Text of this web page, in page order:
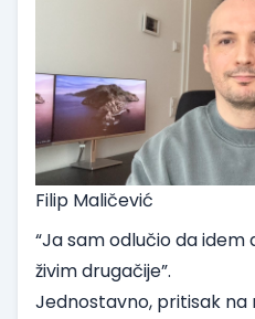
Filip Maličević
“Ja sam odlučio da
živim drugačije”.
Jednostavno, pritisak na